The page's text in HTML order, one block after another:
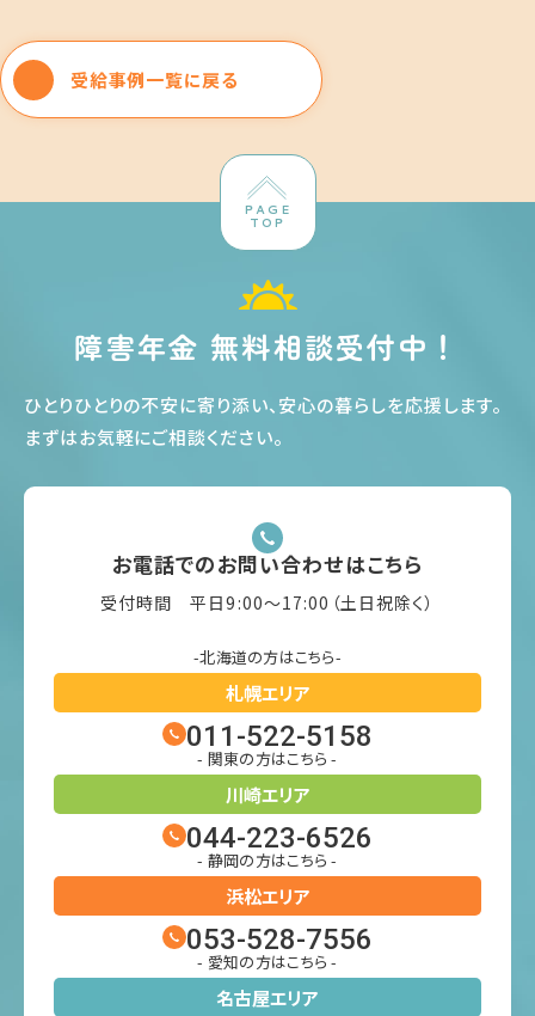
受給事例一覧に戻る
PAGE
TOP
障害年金 無料相談受付中！
ひとりひとりの不安に寄り添い、安心の暮らしを応援します。
まずはお気軽にご相談ください。
お電話でのお問い合わせはこちら
受付時間 平日9:00〜17:00（土日祝除く）
-北海道の方はこちら-
札幌エリア
011-522-5158
- 関東の方はこちら -
川崎エリア
044-223-6526
- 静岡の方はこちら -
浜松エリア
053-528-7556
- 愛知の方はこちら -
名古屋エリア